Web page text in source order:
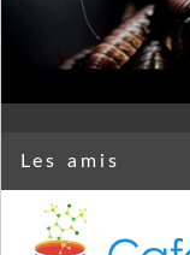
Les amis